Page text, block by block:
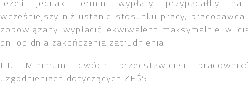
Jeżeli jednak termin wypłaty przypadałby na
wcześniejszy niż ustanie stosunku pracy, pracodawca
zobowiązany wypłacić ekwiwalent maksymalnie w
dni od dnia zakończenia zatrudnienia.
III. Minimum dwóch przedstawicieli
uzgodnieniach dotyczących ZFŚS